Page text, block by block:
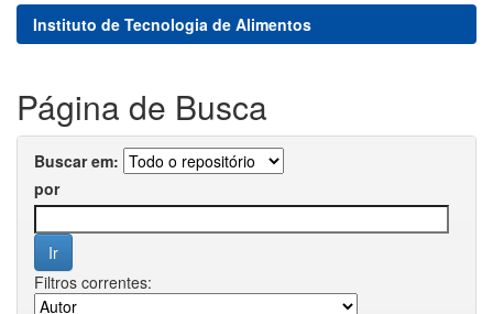
Instituto de Tecnologia de Alimentos
Página de Busca
Buscar em:
por
Filtros correntes: